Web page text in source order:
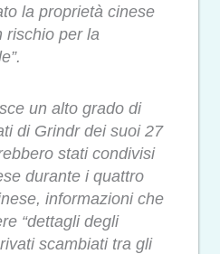
la proprietà cinese
rischio per la
un alto grado di
di Grindr dei suoi 27
stati condivisi
durante i quattro
informazioni che
“dettagli degli
scambiati tra gli